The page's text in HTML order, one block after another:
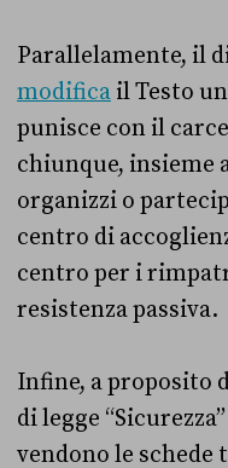
Parallelamente, il
modifica il Testo
punisce con il
chiunque, insieme
organizzi o
centro di
centro per i
resistenza passiva.
Infine, a proposito
di legge “Sicurezza”
vendono le schede